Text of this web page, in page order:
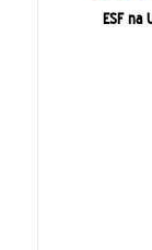
ESF na